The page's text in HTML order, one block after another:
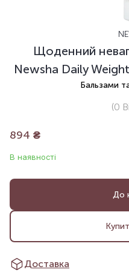
Щоденний
Newsha Daily
Бальзами
(0
894 ₴
В наявності
До
Доставка